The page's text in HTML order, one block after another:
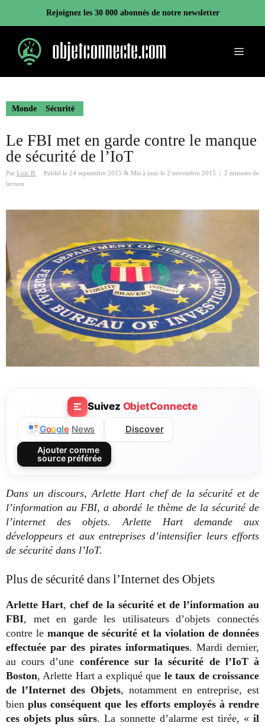
contenu
Rejoignez les 30 000 abonnés de notre newsletter
Menu
Monde Sécurité
Le FBI met en garde contre le manque
de sécurité de l’IoT
Par Loïc B. Publié le 24 septembre 2015 & Mis à jour le 2 novembre 2015
2 minutes de
lecture
Suivez ObjetConnecte
Google News Discover
Ajouter comme
source préférée
Dans un discours, Arlette Hart chef de la sécurité et de
l’information au FBI, a abordé le thème de la sécurité de
l’internet des objets. Arlette Hart demande aux
développeurs et aux entreprises d’intensifier leurs efforts
de sécurité dans l’IoT.
Plus de sécurité dans l’Internet des Objets
Arlette Hart, chef de la sécurité et de l’information au
FBI, met en garde les utilisateurs d’objets connectés
contre lemanque de sécurité et la violation de données
effectuée par des pirates informatiques. Mardi dernier,
au cours d’une conférence sur la sécurité de l’IoT à
Boston, Arlette Hart a expliqué que le taux de croissance
de l’Internet des Objets, notamment en entreprise, est
bienplus conséquent que les efforts employés à rendre
ces objets plus sûrs. La sonnette d’alarme est tirée, «il